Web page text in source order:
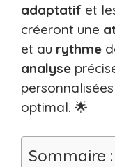
adaptatif et
créeront une
et au rythme
analyse
optimal. 🌟
Sommaire :